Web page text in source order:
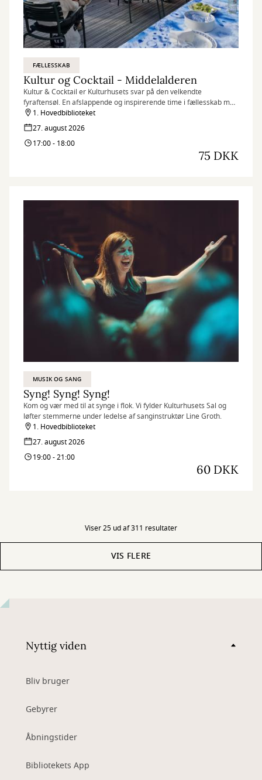
FÆLLESSKAB
Kultur og Cocktail - Middelalderen
Kultur & Cocktail er Kulturhusets svar på den velkendte
fyraftensøl. En afslappende og inspirerende time i fællesskab med
andre omkring en lækker cocktail og et spændende tema. I mikser
selv dagens cocktail, som er udvalgt efter temaet.
1. Hovedbiblioteket
27. august 2026
17:00 - 18:00
75 DKK
MUSIK OG SANG
Syng! Syng! Syng!
Kom og vær med til at synge i flok. Vi fylder Kulturhusets Sal og
løfter stemmerne under ledelse af sanginstruktør Line Groth.
1. Hovedbiblioteket
27. august 2026
19:00 - 21:00
60 DKK
Viser 25 ud af 311 resultater
VIS FLERE
Nyttig viden
Bliv bruger
Gebyrer
Åbningstider
Bibliotekets App